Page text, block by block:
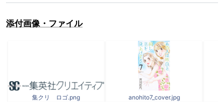
添付画像・ファイル
集クリ ロゴ.png anohito7_cover.jpg